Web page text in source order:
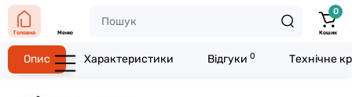
Головна Меню
0
Кошик
Опис Характеристики Відгуки 0 Технічне